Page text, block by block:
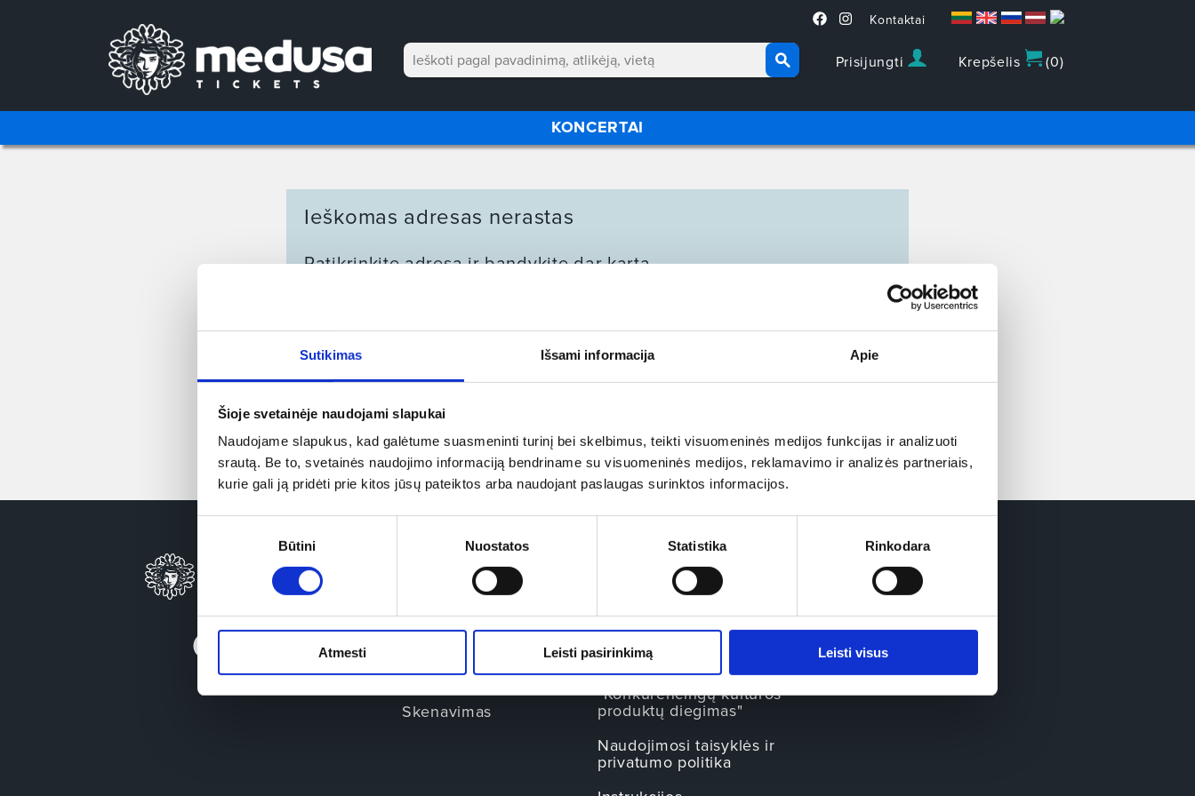
Sutikimas Išsami informacija Apie
Šioje svetainėje naudojami slapukai
Naudojame slapukus, kad galėtume suasmeninti turinį bei skelbimus, teikti visuomeninės medijos funkcijas ir analizuoti
srautą. Be to, svetainės naudojimo informaciją bendriname su visuomeninės medijos, reklamavimo ir analizės partneriais,
kurie gali ją pridėti prie kitos jūsų pateiktos arba naudojant paslaugas surinktos informacijos.
Būtini Nuostatos Statistika Rinkodara
Atmesti Leisti pasirinkimą Leisti visus
Kontaktai
Krepšelis (0)
Prisijungti
KONCERTAI
Ieškomas adresas nerastas
Patikrinkite adresą ir bandykite dar kartą
AVANSINĖS SĄSKAITOS
Sąskaitos-faktūros
Skenavimas
INFORMACIJA
"e.komercijos modelio
diegimas"
ES projektas
"Konkurencingų kultūros
produktų diegimas"
Naudojimosi taisyklės ir
privatumo politika